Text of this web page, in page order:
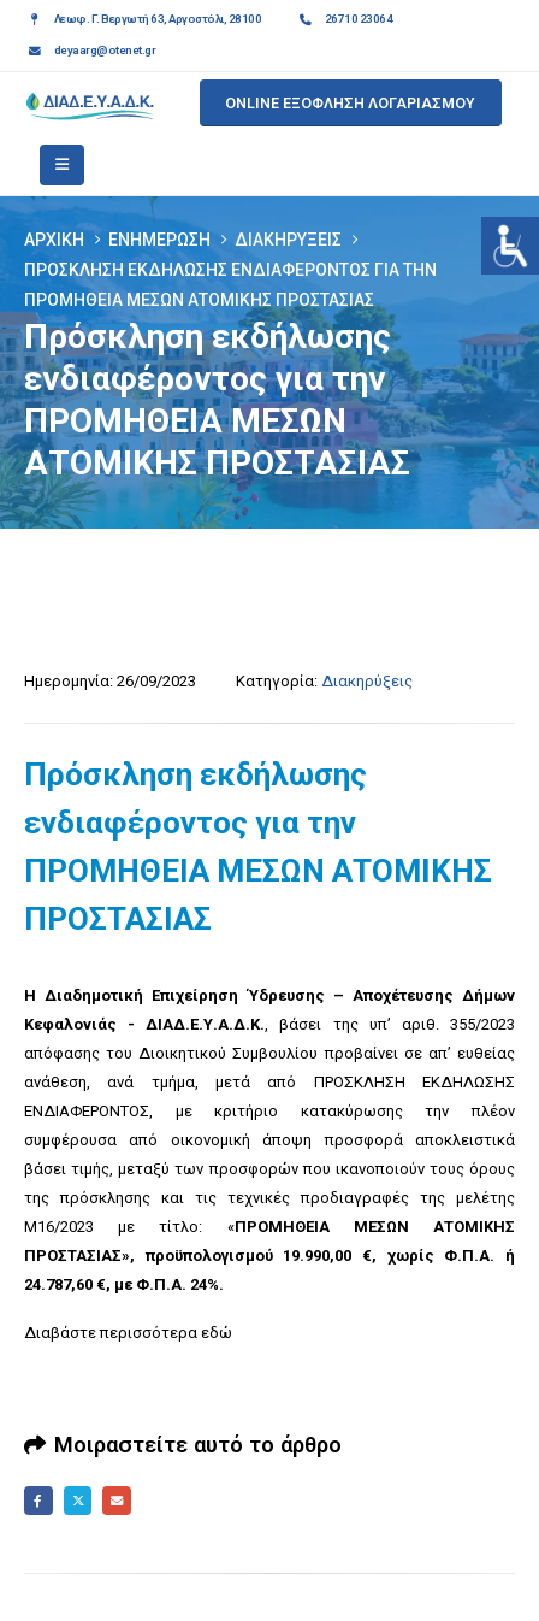
Λεωφ. Γ. Βεργωτή 63, Αργοστόλι, 28100 26710 23064
deyaarg@otenet.gr
ONLINE ΕΞΟΦΛΗΣΗ ΛΟΓΑΡΙΑΣΜΟΥ
ΑΡΧΙΚΉ ΕΝΗΜΈΡΩΣΗ
ΔΙΑΚΗΡΎΞΕΙΣ
ΠΡΌΣΚΛΗΣΗ ΕΚΔΉΛΩΣΗΣ ΕΝΔΙΑΦΈΡΟΝΤΟΣ ΓΙΑ ΤΗΝ
ΠΡΟΜΗΘΕΙΑ ΜΕΣΩΝ ΑΤΟΜΙΚΗΣ ΠΡΟΣΤΑΣΙΑΣ
Πρόσκληση εκδήλωσης
ενδιαφέροντος για την
ΠΡΟΜΗΘΕΙΑ ΜΕΣΩΝ
ΑΤΟΜΙΚΗΣ ΠΡΟΣΤΑΣΙΑΣ
Ημερομηνία: 26/09/2023 Κατηγορία: Διακηρύξεις
Πρόσκληση εκδήλωσης
ενδιαφέροντος για την
ΠΡΟΜΗΘΕΙΑ ΜΕΣΩΝ ΑΤΟΜΙΚΗΣ
ΠΡΟΣΤΑΣΙΑΣ
Η Διαδημοτική Επιχείρηση Ύδρευσης – Αποχέτευσης Δήμων
Κεφαλονιάς - ΔΙΑΔ.Ε.Υ.Α.Δ.Κ., βάσει της υπ’ αριθ. 355/2023
απόφασης του Διοικητικού Συμβουλίου προβαίνει σε απ’ ευθείας
ανάθεση, ανά τμήμα, μετά από ΠΡΟΣΚΛΗΣΗ ΕΚΔΗΛΩΣΗΣ
ΕΝΔΙΑΦΕΡΟΝΤΟΣ, με κριτήριο κατακύρωσης την πλέον
συμφέρουσα από οικονομική άποψη προσφορά αποκλειστικά
βάσει τιμής, μεταξύ των προσφορών που ικανοποιούν τους όρους
της πρόσκλησης και τις τεχνικές προδιαγραφές της μελέτης
Μ16/2023 με τίτλο: «ΠΡΟΜΗΘΕΙΑ ΜΕΣΩΝ ΑΤΟΜΙΚΗΣ
ΠΡΟΣΤΑΣΙΑΣ», προϋπολογισμού 19.990,00 €, χωρίς Φ.Π.Α.
ή
24.787,60 €, με Φ.Π.Α. 24%.
Διαβάστε περισσότερα εδώ
Μοιραστείτε αυτό το άρθρο